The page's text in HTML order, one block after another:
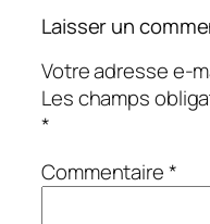
Laisser un
Votre adresse e-
Les champs
*
Commentaire*